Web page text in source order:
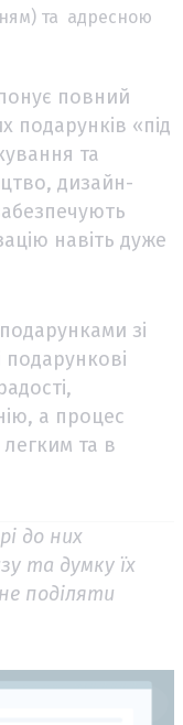
та адресною
повний
подарунків «під
та
дизайн-
навіть дуже
зі
подарункові
а процес
та в
до них
та думку їх
поділяти